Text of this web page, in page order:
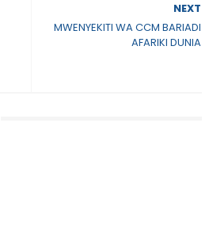
NEXT
MWENYEKITI WA CCM BARIADI
AFARIKI DUNIA